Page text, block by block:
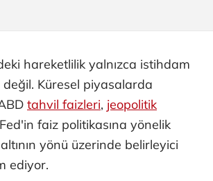
hareketlilik yalnızca istihdam
değil. Küresel piyasalarda
tahvil faizleri, jeopolitik
faiz politikasına yönelik
yönü üzerinde belirleyici
ediyor.